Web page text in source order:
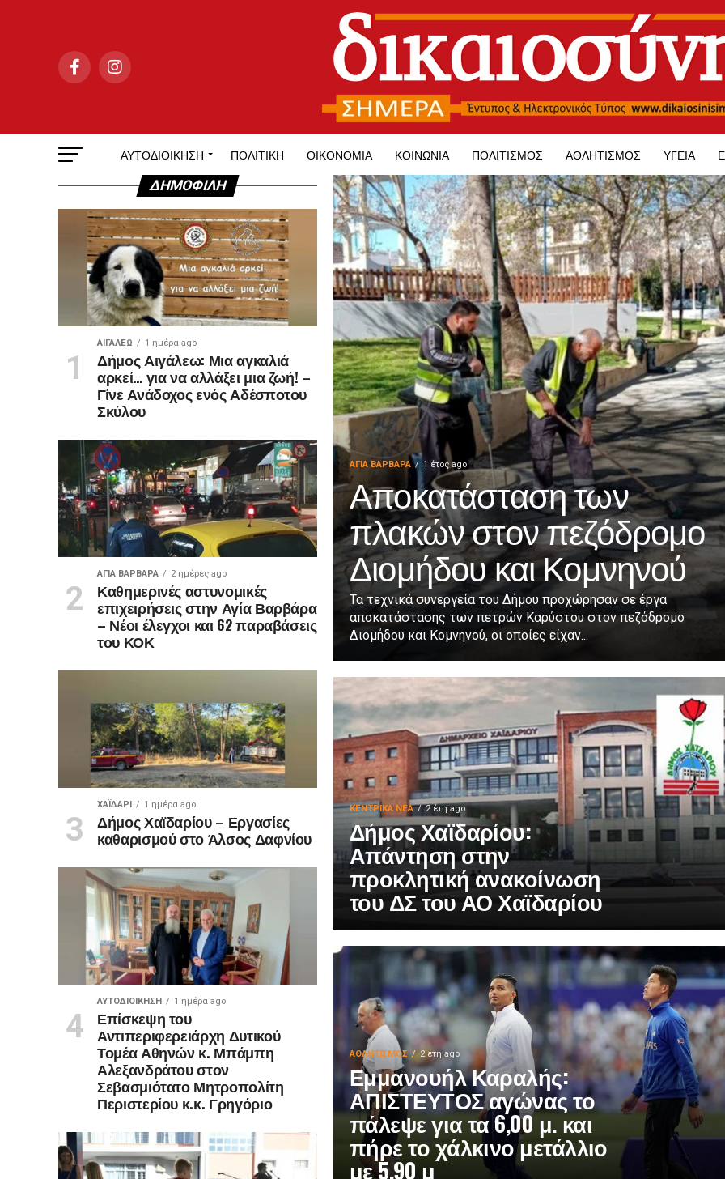
ΑΥΤΟΔΙΟΊΚΗΣΗ ΠΟΛΙΤΙΚΉ ΟΙΚΟΝΟΜΊΑ ΚΟΙΝΩΝΊΑ ΠΟΛΙΤΙΣΜΌΣ ΑΘΛΗΤΙΣΜΌΣ ΥΓΕΊΑ
ΑΓΙΑ ΒΑΡΒΑΡΑ 1 έτος ago
Αποκατάσταση των
πλακών στον πεζόδρομο
Διομήδου και Κομνηνού
Τα τεχνικά συνεργεία του Δήμου προχώρησαν σε έργα
αποκατάστασης των πετρών Καρύστου στον πεζόδρομο
Διομήδου και Κομνηνού, οι οποίες είχαν...
ΚΕΝΤΡΙΚΑ ΝΕΑ 2 έτη ago
Δήμος Χαϊδαρίου:
Απάντηση στην
προκλητική ανακοίνωση
του ΔΣ του ΑΟ Χαϊδαρίου
ΑΘΛΗΤΙΣΜΌΣ 2 έτη ago
Εμμανουήλ Καραλής:
ΑΠΙΣΤΕΥΤΟΣ αγώνας το
πάλεψε για τα 6,00 μ. και
πήρε το χάλκινο μετάλλιο
με 5,90 μ
ΔΗΜΟΦΙΛΉ
ΑΙΓΑΛΕΩ 1 ημέρα ago
Δήμος Αιγάλεω: Μια αγκαλιά
αρκεί… για να αλλάξει μια ζωή! –
Γίνε Ανάδοχος ενός Αδέσποτου
Σκύλου
ΑΓΙΑ ΒΑΡΒΑΡΑ 2 ημέρες ago
Καθημερινές αστυνομικές
επιχειρήσεις στην Αγία Βαρβάρα
– Νέοι έλεγχοι και 62 παραβάσεις
του ΚΟΚ
ΧΑΪΔΑΡΙ 1 ημέρα ago
Δήμος Χαϊδαρίου – Εργασίες
καθαρισμού στο Άλσος Δαφνίου
ΑΥΤΟΔΙΟΊΚΗΣΗ 1 ημέρα ago
Επίσκεψη του
Αντιπεριφερειάρχη Δυτικού
Τομέα Αθηνών κ. Μπάμπη
Αλεξανδράτου στον
Σεβασμιότατο Μητροπολίτη
Περιστερίου κ.κ. Γρηγόριο